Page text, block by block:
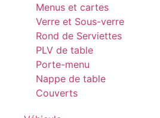
Menus et cartes
Verre et Sous-verre
Rond de Serviettes
PLV de table
Porte-menu
Nappe de table
Couverts